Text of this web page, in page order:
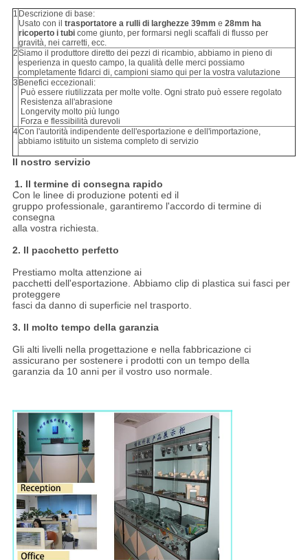
1 Descrizione di base:
Usato con il trasportatore a rulli di larghezze 39mm e 28mm ha
ricoperto i tubi come giunto, per formarsi negli scaffali di flusso per
gravità, nei carretti, ecc.
2Siamo il produttore diretto dei pezzi di ricambio, abbiamo in pieno di
esperienza in questo campo, la qualità delle merci possiamo
completamente fidarci di, campioni siamo qui per la vostra valutazione
3 Benefici eccezionali:
Può essere riutilizzata per molte volte. Ogni strato può essere regolato
Resistenza all'abrasione
Longervity molto più lungo
Forza e flessibilità durevoli
4Con l'autorità indipendente dell'esportazione e dell'importazione,
abbiamo istituito un sistema completo di servizio
Il nostro servizio
1. Il termine di consegna rapido
Con le linee di produzione potenti ed il
gruppo professionale, garantiremo l'accordo di termine di
consegna
alla vostra richiesta.
2. Il pacchetto perfetto
Prestiamo molta attenzione ai
pacchetti dell'esportazione. Abbiamo clip di plastica sui fasci per
proteggere
fasci da danno di superficie nel trasporto.
3. Il molto tempo della garanzia
Gli alti livelli nella progettazione e nella fabbricazione ci
assicurano per sostenere i prodotti con un tempo della
garanzia da 10 anni per il vostro uso normale.